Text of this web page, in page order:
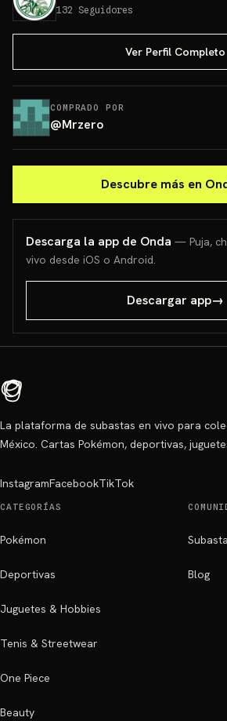
132 Seguidores
Ver Perfil Completo
COMPRADO POR
@Mrzero
Descubre más en
Descarga la app de Onda — Puja,
vivo desde iOS o Android.
Descargar app→
La plataforma de subastas en vivo para
México. Cartas Pokémon, deportivas,
InstagramFacebookTikTok
CATEGORÍAS
Pokémon
Deportivas
Juguetes & Hobbies
Tenis & Streetwear
One Piece
Beauty
Blog